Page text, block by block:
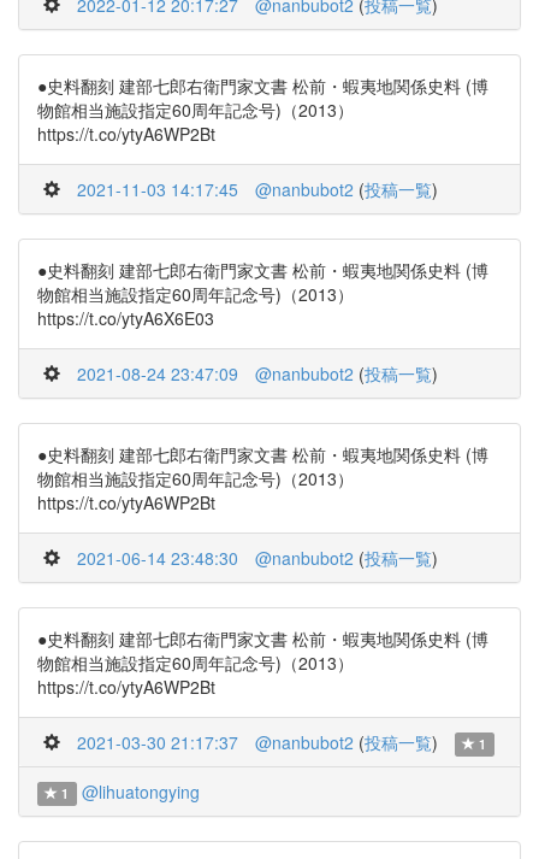
2022-01-12 20:17:27 @nanbubot2 (投稿一覧)
●史料翻刻 建部七郎右衛門家文書 松前・蝦夷地関係史料 (博
物館相当施設指定60周年記念号)（2013）
https://t.co/ytyA6WP2Bt
2021-11-03 14:17:45 @nanbubot2 (投稿一覧)
●史料翻刻 建部七郎右衛門家文書 松前・蝦夷地関係史料 (博
物館相当施設指定60周年記念号)（2013）
https://t.co/ytyA6X6E03
2021-08-24 23:47:09 @nanbubot2 (投稿一覧)
●史料翻刻 建部七郎右衛門家文書 松前・蝦夷地関係史料 (博
物館相当施設指定60周年記念号)（2013）
https://t.co/ytyA6WP2Bt
2021-06-14 23:48:30 @nanbubot2 (投稿一覧)
●史料翻刻 建部七郎右衛門家文書 松前・蝦夷地関係史料 (博
物館相当施設指定60周年記念号)（2013）
https://t.co/ytyA6WP2Bt
2021-03-30 21:17:37 @nanbubot2 (投稿一覧) 1
1 @lihuatongying